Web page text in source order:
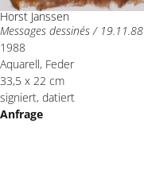
Horst Janssen
Messages dessinés / 19.11.88
1988
Aquarell, Feder
33,5 x 22 cm
signiert, datiert
Anfrage